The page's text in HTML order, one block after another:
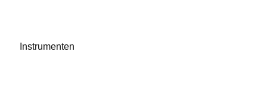
Instrumenten